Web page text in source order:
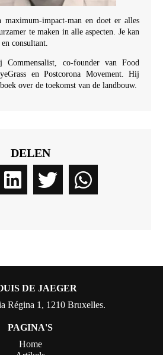
maximum-impact-man en doet er alles
te maken in alle aspecten. Je kan
consultant.
Commensalist, co-founder van Food
en Postcorona Movement. Hij
over de toekomst van de landbouw.
DELEN
DE JAEGER
Régina 1, 1210 Bruxelles.
PAGINA'S
Home